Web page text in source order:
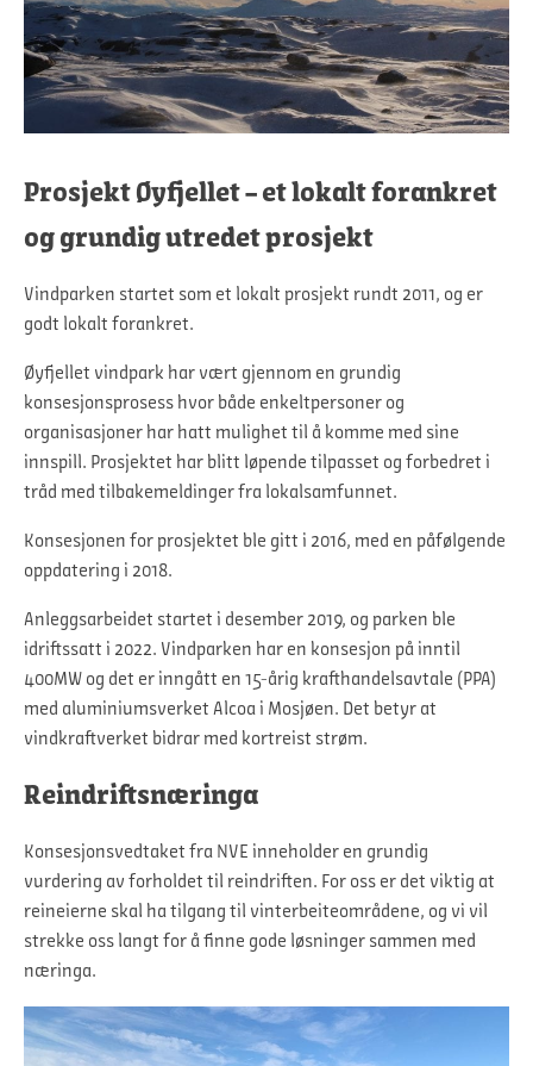
Prosjekt Øyfjellet – et lokalt forankret
og grundig utredet prosjekt
Vindparken startet som et lokalt prosjekt rundt 2011, og er
godt lokalt forankret.
Øyfjellet vindpark har vært gjennom en grundig
konsesjonsprosess hvor både enkeltpersoner og
organisasjoner har hatt mulighet til å komme med sine
innspill. Prosjektet har blitt løpende tilpasset og forbedret i
tråd med tilbakemeldinger fra lokalsamfunnet.
Konsesjonen for prosjektet ble gitt i 2016, med en påfølgende
oppdatering i 2018.
Anleggsarbeidet startet i desember 2019, og parken ble
idriftssatt i 2022. Vindparken har en konsesjon på inntil
400MW og det er inngått en 15-årig krafthandelsavtale (PPA)
med aluminiumsverket Alcoa i Mosjøen. Det betyr at
vindkraftverket bidrar med kortreist strøm.
Reindriftsnæringa
Konsesjonsvedtaket fra NVE inneholder en grundig
vurdering av forholdet til reindriften. For oss er det viktig at
reineierne skal ha tilgang til vinterbeiteområdene, og vi vil
strekke oss langt for å finne gode løsninger sammen med
næringa.